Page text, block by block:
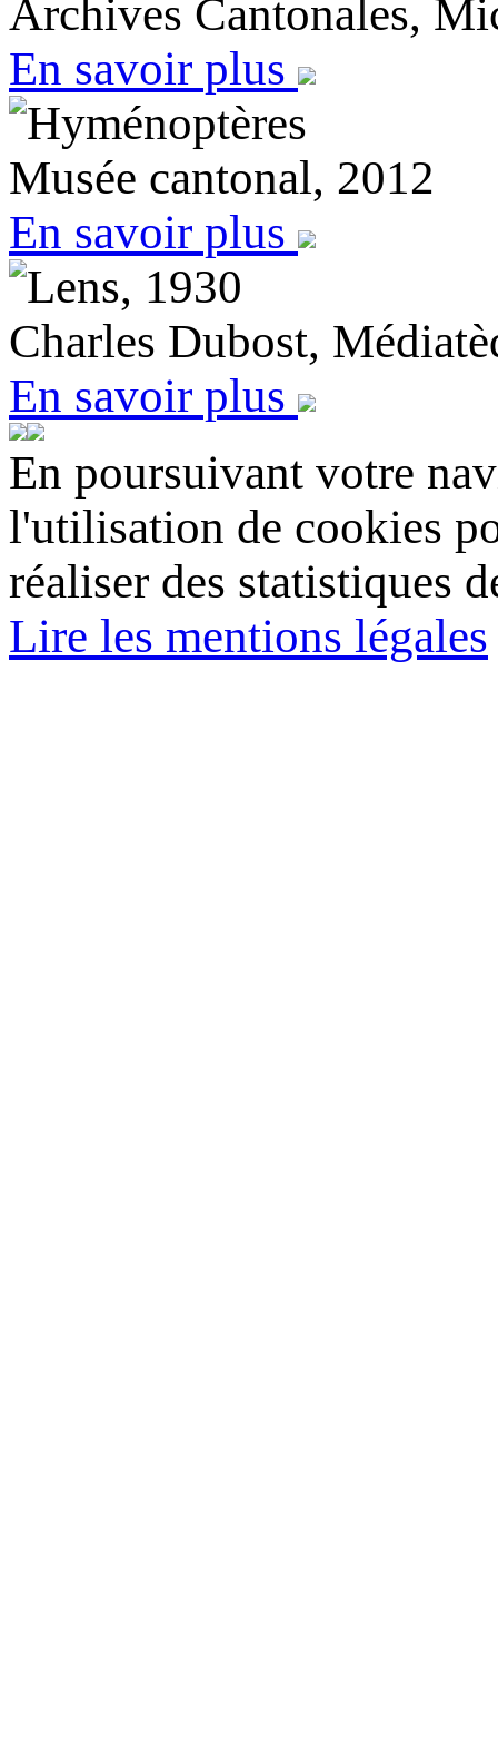
Archives Cantonales,
En savoir plus
Hyménoptères
Musée cantonal, 2012
En savoir plus
Lens, 1930
Charles Dubost,
En savoir plus
En poursuivant votre
l'utilisation de cookies
réaliser des statistiques
Lire les mentions légales